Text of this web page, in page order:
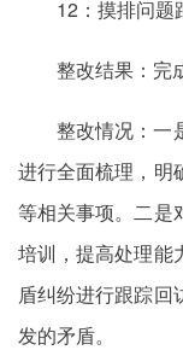
12：摸排问题
整改结果：完
整改情况：一
进行全面梳理，明
等相关事项。二是
培训，提高处理能
盾纠纷进行跟踪回
发的矛盾。